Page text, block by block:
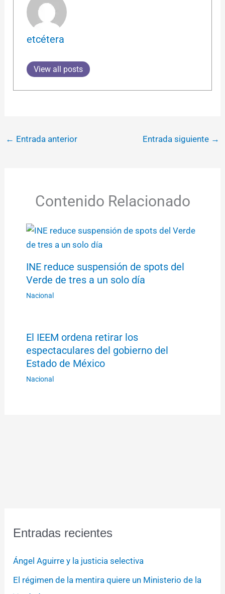
etcétera
View all posts
← Entrada anterior Entrada siguiente →
Contenido Relacionado
INE reduce suspensión de spots del
Verde de tres a un solo día
Nacional
El IEEM ordena retirar los
espectaculares del gobierno del
Estado de México
Nacional
Entradas recientes
Ángel Aguirre y la justicia selectiva
El régimen de la mentira quiere un Ministerio de la